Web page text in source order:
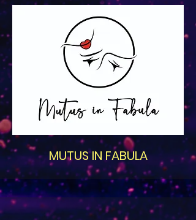
MUTUS IN FABULA